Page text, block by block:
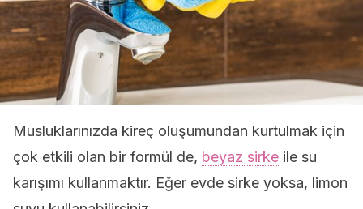
Musluklarınızda kireç oluşumundan kurtulmak için
çok etkili olan bir formül de, beyaz sirke ile su
karışımı kullanmaktır. Eğer evde sirke yoksa, limon